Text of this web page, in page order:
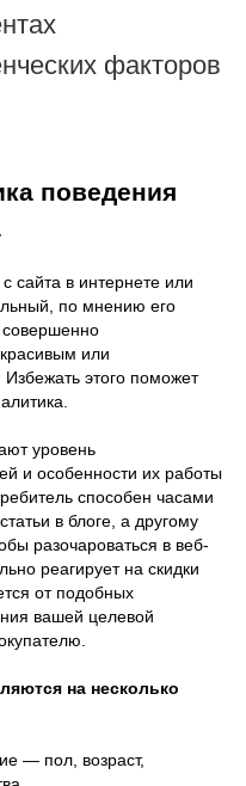
факторов
поведения
сайта в интернете или
по мнению его
совершенно
или
этого поможет
уровень
и особенности их работы
способен часами
в блоге, а другому
разочароваться в веб-
реагирует на скидки
от подобных
вашей целевой
на несколько
— пол, возраст,